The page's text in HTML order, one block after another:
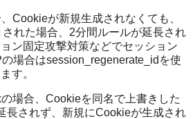
Cookieが新規生成されなくても、
れた場合、2分間ルールが延長され
ン固定攻撃対策などでセッション
場合はsession_regenerate_idを使
す。
場合、Cookieを同名で上書きした
長されず、新規にCookieが生成され